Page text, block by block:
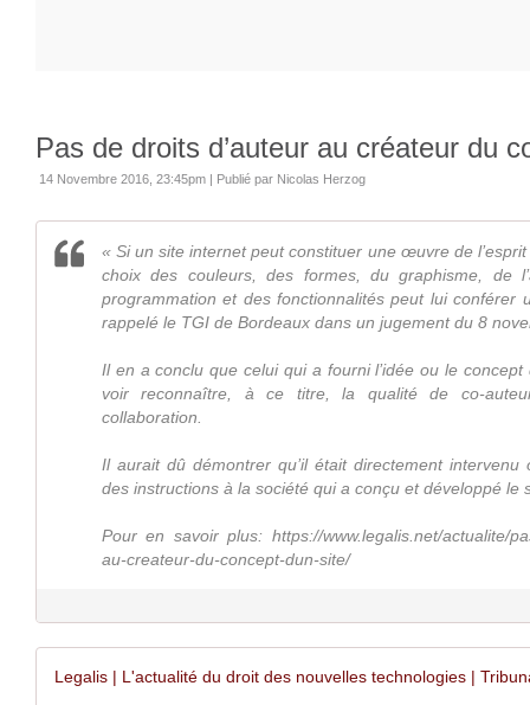
Pas de droits d’auteur au créateur du
14 Novembre 2016, 23:45pm | Publié par Nicolas Herzog
« Si un site internet peut constituer une œuvre de
choix des couleurs, des formes, du graphisme, de
programmation et des fonctionnalités peut lui conférer
rappelé le TGI de Bordeaux dans un jugement du 8
Il en a conclu que celui qui a fourni l’idée ou le concept
voir reconnaître, à ce titre, la qualité de co-
collaboration.
Il aurait dû démontrer qu’il était directement intervenu
des instructions à la société qui a conçu et développé le
Pour en savoir plus: https://www.legalis.net/actualite/
au-createur-du-concept-dun-site/